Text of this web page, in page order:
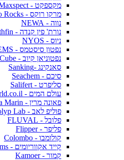
מקספקט - Maxspect
מרקו רוקס - Marco Rocks
נווה - NEWA
נורת' פין קנדה - Northfin
ניוס - NYOS
נפטון סיסטמס - NEPTUNE SYSTEMS
נפטוניאן קיוב - Neptunian Cube
סאנקינג -Sanking
סיכם - Seachem
סליפרט - Salifert
עולם המים - AquaWorld.co.il
פאונה מרין - Fauna Marin
פוליפ לאב - Polyp Lab
פלובל - FLUVAL
פליפר - Flipper
קולומבו - Colombo
קייד אקווריומים - CADE Aquariums
קמור - Kamoer